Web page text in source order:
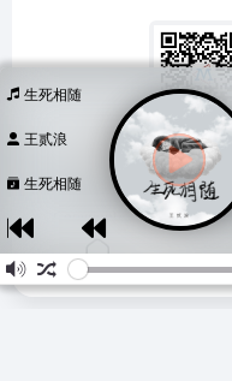
扫码关注公
Copyright © 2026马哥导航
首页
生死相随
王贰浪
生死相随